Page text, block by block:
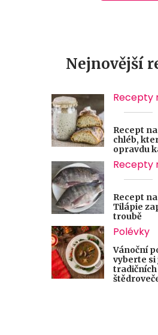
Nejnovější
Recepty
Recept
chléb,
opravdu
Recepty
Recept
Tilápie
troubě
Polévky
Vánoční
vyberte si